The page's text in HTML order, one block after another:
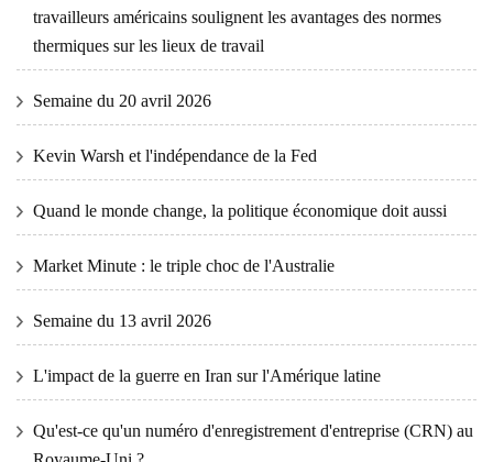
travailleurs américains soulignent les avantages des normes
thermiques sur les lieux de travail
Semaine du 20 avril 2026
Kevin Warsh et l'indépendance de la Fed
Quand le monde change, la politique économique doit aussi
Market Minute : le triple choc de l'Australie
Semaine du 13 avril 2026
L'impact de la guerre en Iran sur l'Amérique latine
Qu'est-ce qu'un numéro d'enregistrement d'entreprise (CRN) au